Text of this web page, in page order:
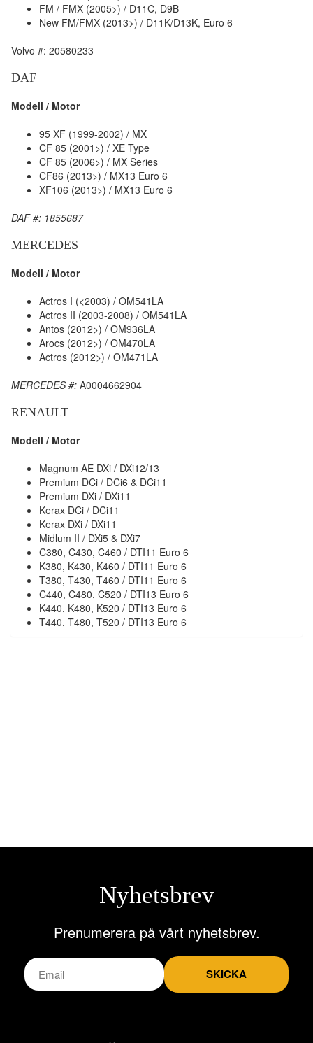
FM / FMX (2005>) / D11C, D9B
New FM/FMX (2013>) / D11K/D13K, Euro 6
Volvo #: 20580233
DAF
Modell / Motor
95 XF (1999-2002) / MX
CF 85 (2001>) / XE Type
CF 85 (2006>) / MX Series
CF86 (2013>) / MX13 Euro 6
XF106 (2013>) / MX13 Euro 6
DAF #: 1855687
MERCEDES
Modell / Motor
Actros I (<2003) / OM541LA
Actros II (2003-2008) / OM541LA
Antos (2012>) / OM936LA
Arocs (2012>) / OM470LA
Actros (2012>) / OM471LA
MERCEDES #: A0004662904
RENAULT
Modell / Motor
Magnum AE DXi / DXi12/13
Premium DCi / DCi6 & DCi11
Premium DXi / DXi11
Kerax DCi / DCi11
Kerax DXi / DXi11
Midlum II / DXi5 & DXi7
C380, C430, C460 / DTI11 Euro 6
K380, K430, K460 / DTI11 Euro 6
T380, T430, T460 / DTI11 Euro 6
C440, C480, C520 / DTI13 Euro 6
K440, K480, K520 / DTI13 Euro 6
T440, T480, T520 / DTI13 Euro 6
Nyhetsbrev
Prenumerera på vårt nyhetsbrev.
SKICKA